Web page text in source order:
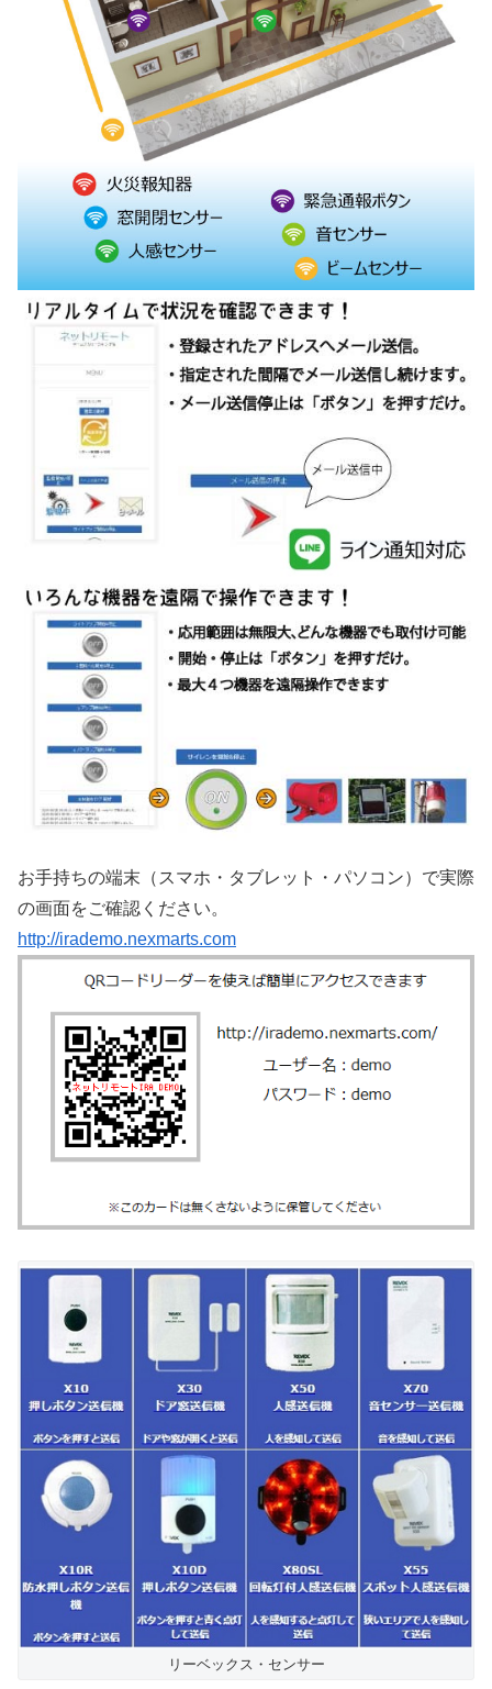
お手持ちの端末（スマホ・タブレット・パソコン）で実際
の画面をご確認ください。
http://irademo.nexmarts.com
リーベックス・センサー